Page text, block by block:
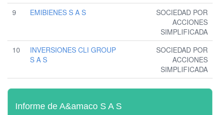
9
EMIBIENES S A S
SOCIEDAD POR
ACCIONES
SIMPLIFICADA
10
INVERSIONES CLI GROUP
S A S
SOCIEDAD POR
ACCIONES
SIMPLIFICADA
Informe de A&amaco S A S